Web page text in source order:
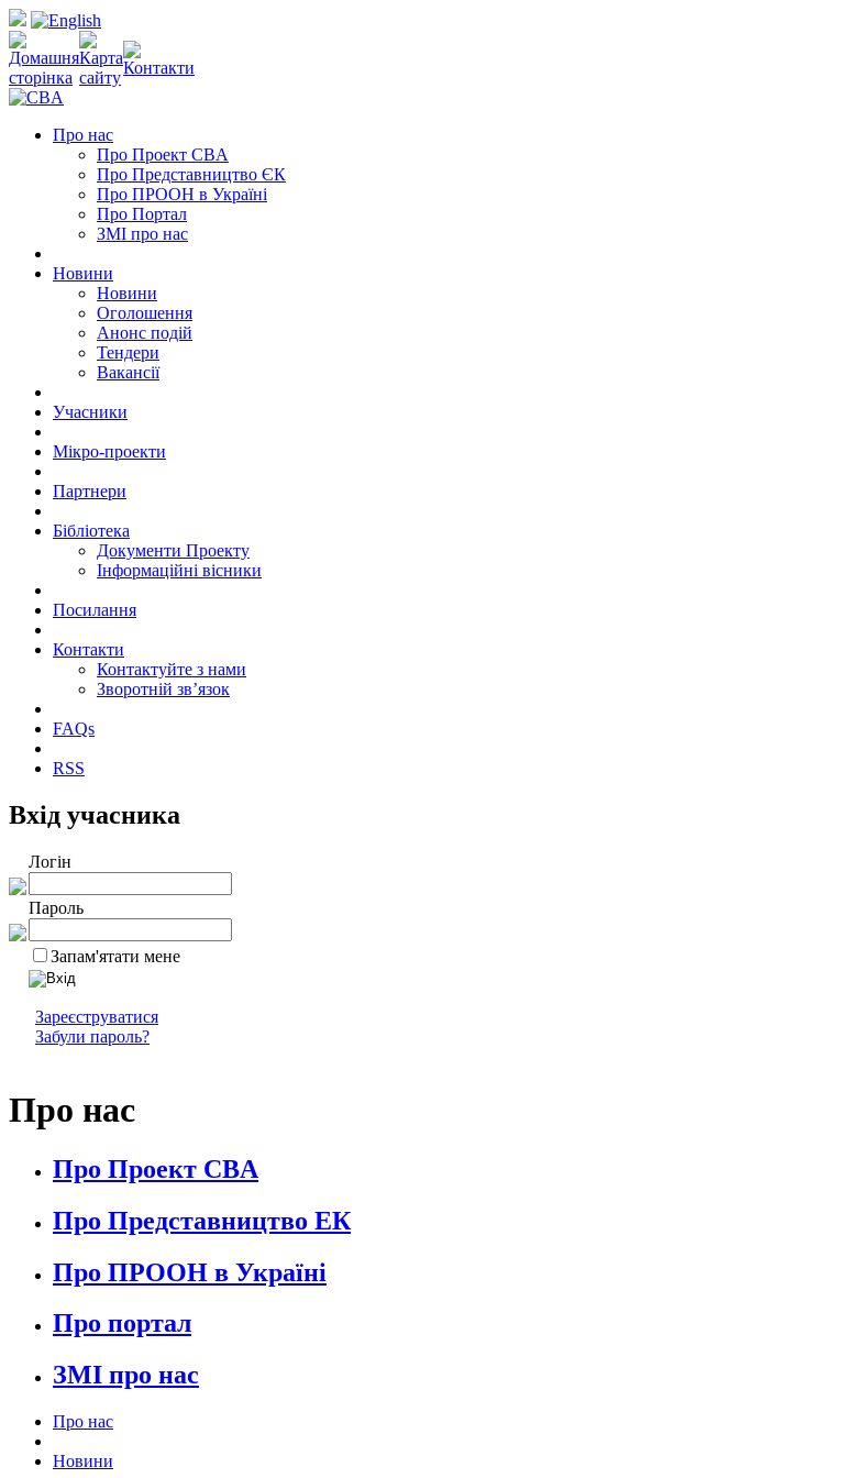
Про нас
Про Проект CBA
Про Представництво ЄК
Про ПРООН в Україні
Про Портал
ЗМІ про нас
Новини
Новини
Оголошення
Анонс подій
Тендери
Вакансії
Учасники
Мікро-проекти
Партнери
Бібліотека
Документи Проекту
Інформаційні вісники
Посилання
Контакти
Контактуйте з нами
Зворотній зв’язок
FAQs
RSS
Вхід учасника
Логін
Пароль
Запам'ятати мене
Зареєструватися
Забули пароль?
Про нас
Про Проект CBA
Про Представництво ЕК
Про ПРООН в Україні
Про портал
ЗМІ про нас
Про нас
Новини